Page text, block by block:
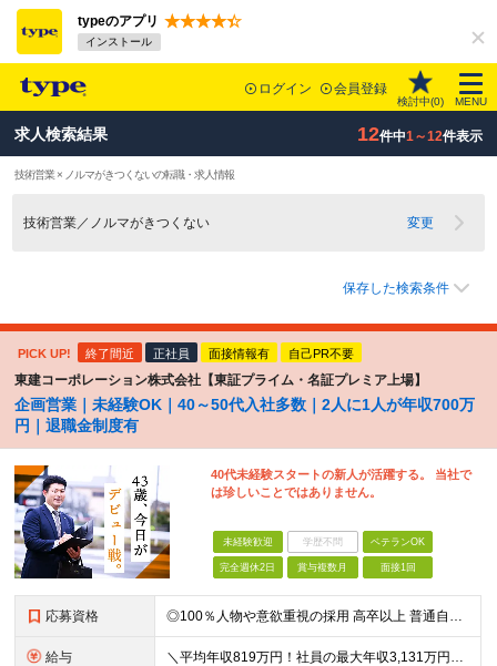
typeのアプリ
インストール
ログイン 会員登録
検討中(0) MENU
求人検索結果 12件中1～12件表示
技術営業 × ノルマがきつくないの転職・求人情報
技術営業／ノルマがきつくない 変更
保存した検索条件
PICK UP! 終了間近 正社員 面接情報有 自己PR不要
東建コーポレーション株式会社【東証プライム・名証プレミア上場】
企画営業｜未経験OK｜40～50代入社多数｜2人に1人が年収700万
円｜退職金制度有
40代未経験スタートの新人が活躍する。 当社で
は珍しいことではありません。
未経験歓迎 学歴不問 ベテランOK
完全週休2日 賞与複数月 面接1回
応募資格 ◎100％人物や意欲重視の採用 高卒以上 普通自動車第一種運転免許取得者（AT限定可） ★職歴は全く問いません！ 前向きにコツコツと向き合える方であれば結果がついてくるお仕事です。 現職・無職、正社
給与 ＼平均年収819万円！社員の最大年収3,131万円／ ＼2人に1人が年収700万円以上／ ＼5人に1人が年収1,000万円以上！／ 固定給だけで、年収524万円も可能！ インセンティブだけでなく固定給